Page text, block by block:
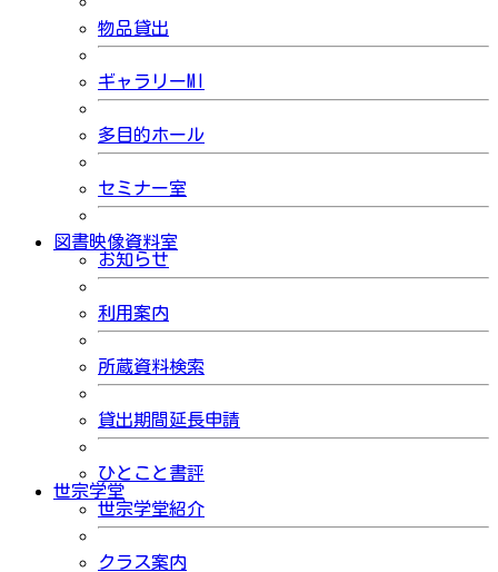
物品貸出
ギャラリーMI
多目的ホール
セミナー室
図書映像資料室
お知らせ
利用案内
所蔵資料検索
貸出期間延長申請
ひとこと書評
世宗学堂
世宗学堂紹介
クラス案内